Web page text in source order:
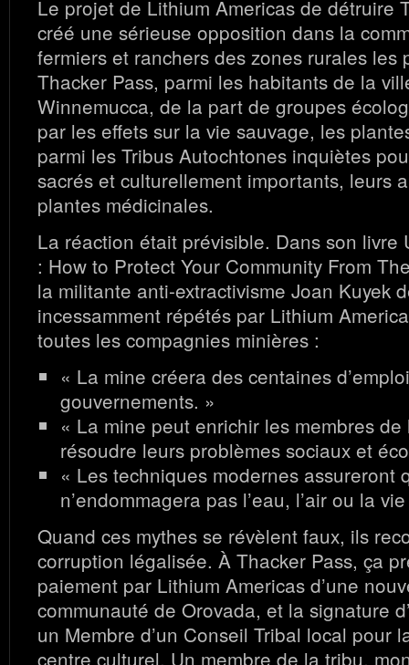
Le projet de Lithium Americas de détruire
créé une sérieuse opposition dans la
fermiers et ranchers des zones rurales les
Thacker Pass, parmi les habitants de la
Winnemucca, de la part de groupes
par les effets sur la vie sauvage, les
parmi les Tribus Autochtones inquiètes
sacrés et culturellement importants, leurs
plantes médicinales.
La réaction était prévisible. Dans son livre
: How to Protect Your Community From
la militante anti-extractivisme Joan Kuyek
incessamment répétés par Lithium
toutes les compagnies minières :
« La mine créera des centaines
gouvernements. »
« La mine peut enrichir les membres
résoudre leurs problèmes sociaux et
« Les techniques modernes assureront
n’endommagera pas l’eau, l’air ou la
Quand ces mythes se révèlent faux, ils
corruption légalisée. À Thacker Pass, ça
paiement par Lithium Americas d’une
communauté de Orovada, et la signature
un Membre d’un Conseil Tribal local pour
centre culturel. Un membre de la tribu,